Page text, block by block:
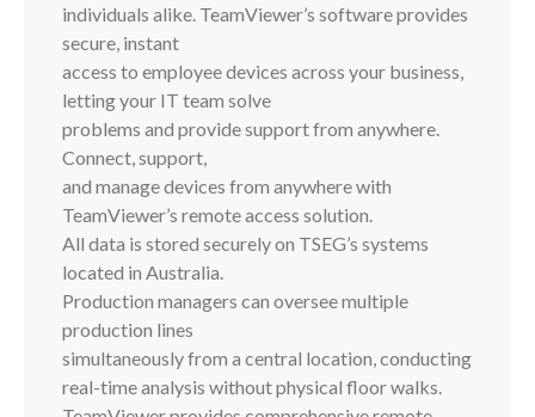
individuals alike. TeamViewer’s software provides
secure, instant
access to employee devices across your business,
letting your IT team solve
problems and provide support from anywhere.
Connect, support,
and manage devices from anywhere with
TeamViewer’s remote access solution.
All data is stored securely on TSEG’s systems
located in Australia.
Production managers can oversee multiple
production lines
simultaneously from a central location, conducting
real-time analysis without physical floor walks.